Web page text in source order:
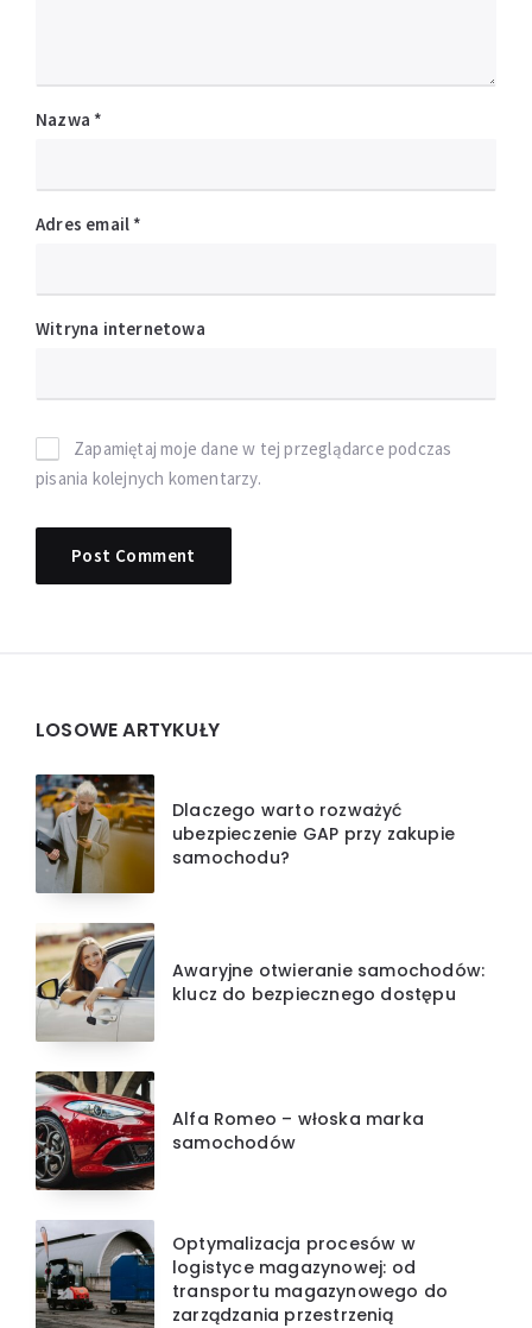
Nazwa *
Adres email *
Witryna internetowa
Zapamiętaj moje dane w tej przeglądarce podczas
pisania kolejnych komentarzy.
Widgets
LOSOWE ARTYKUŁY
Dlaczego warto rozważyć
ubezpieczenie GAP przy zakupie
samochodu?
Awaryjne otwieranie samochodów:
klucz do bezpiecznego dostępu
Alfa Romeo – włoska marka
samochodów
Optymalizacja procesów w
logistyce magazynowej: od
transportu magazynowego do
zarządzania przestrzenią